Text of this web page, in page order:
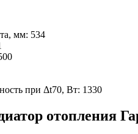
мм: 534
при Δt70, Вт: 1330
отопления